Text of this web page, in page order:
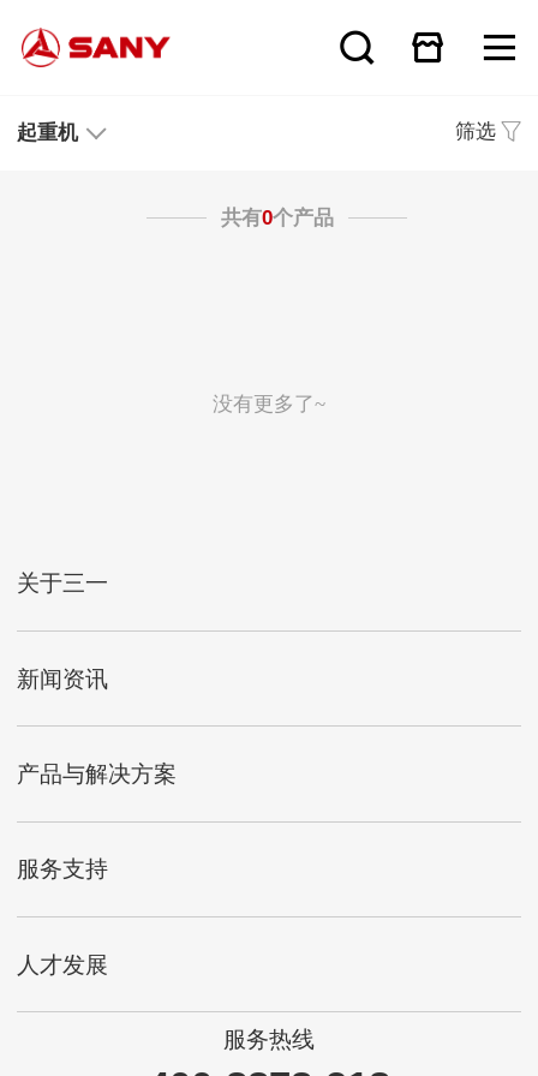
起重机 筛选
共有0个产品
没有更多了~
关于三一
新闻资讯
产品与解决方案
服务支持
人才发展
服务热线